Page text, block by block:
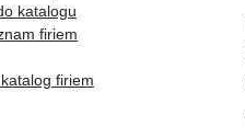
katalogu
firiem
firiem